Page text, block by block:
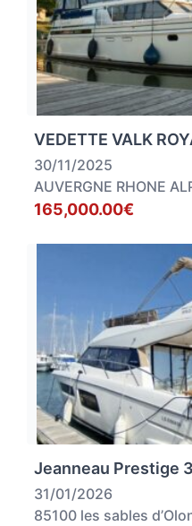
VEDETTE VALK
30/11/2025
AUVERGNE RHONE
165,000.00€
Jeanneau Prestige
31/01/2026
85100 les sables